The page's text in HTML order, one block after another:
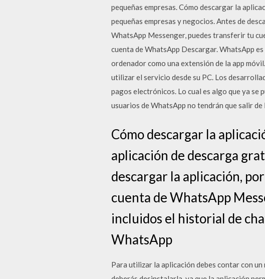
pequeñas empresas. Cómo descargar la
pequeñas empresas y negocios. Antes de
WhatsApp Messenger, puedes transferir tu
cuenta de WhatsApp Descargar. WhatsApp
ordenador como una extensión de la app
utilizar el servicio desde su PC. Los
pagos electrónicos. Lo cual es algo que ya se
usuarios de WhatsApp no tendrán que salir
Cómo descargar la
aplicación de descarga
descargar la aplicación,
cuenta de WhatsApp
incluidos el historial de
WhatsApp
Para utilizar la aplicación debes contar con